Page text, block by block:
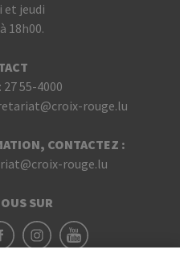
et jeudi
18h00.
27 55-4000
rouge.lu
CONTACTEZ :
rouge.lu
SUR